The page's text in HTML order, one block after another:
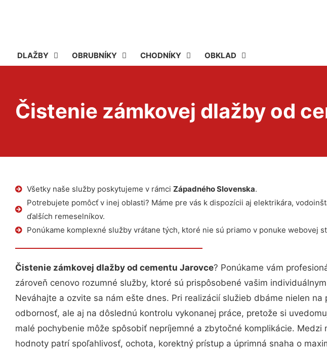
DLAŽBY OBRUBNÍKY CHODNÍKY OBKLAD
Čistenie zámkovej dlažby od
Všetky naše služby poskytujeme v rámci Západného Slovenska.
Potrebujete pomôcť v inej oblasti? Máme pre vás k dispozícii aj elektrikára,
ďalších remeselníkov.
Ponúkame komplexné služby vrátane tých, ktoré nie sú priamo v ponuke webovej
Čistenie zámkovej dlažby od cementu Jarovce? Ponúkame vám
zároveň cenovo rozumné služby, ktoré sú prispôsobené vašim
Neváhajte a ozvite sa nám ešte dnes. Pri realizácií služieb dbáme nielen na
odbornosť, ale aj na dôslednú kontrolu vykonanej práce, pretože si
malé pochybenie môže spôsobiť nepríjemné a zbytočné komplikácie. Medzi
hodnoty patrí spoľahlivosť, ochota, korektný prístup a úprimná snaha o